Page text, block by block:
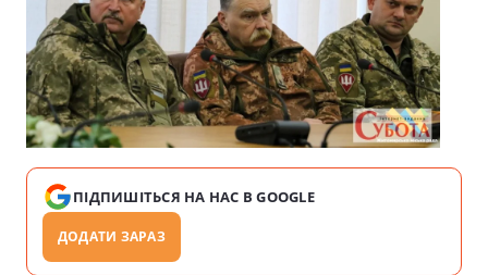
ПІДПИШІТЬСЯ НА НАС В GOOGLE
ДОДАТИ ЗАРАЗ